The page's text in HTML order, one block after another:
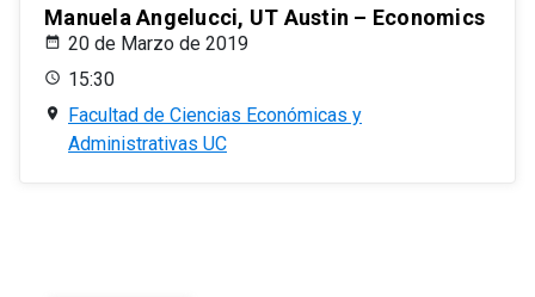
Manuela Angelucci, UT Austin – Economics
20 de Marzo de 2019
15:30
Facultad de Ciencias Económicas y
Administrativas UC